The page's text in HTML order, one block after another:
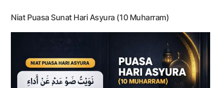
Niat Puasa Sunat Hari Asyura (10 Muharram)